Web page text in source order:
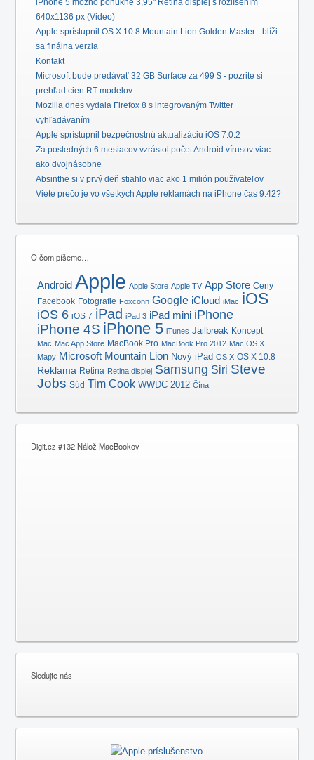
iPhone 5 možno ponúkne 3,95" Retina displej s rozlíšením
640x1136 px (Video)
Apple sprístupnil OS X 10.8 Mountain Lion Golden Master - blíži
sa finálna verzia
Kontakt
Microsoft bude predávať 32 GB Surface za 499 $ - pozrite si
prehľad cien RT modelov
Mozilla dnes vydala Firefox 8 s integrovaným Twitter
vyhľadávaním
Apple sprístupnil bezpečnostnú aktualizáciu iOS 7.0.2
Za posledných 6 mesiacov vzrástol počet Android vírusov viac
ako dvojnásobne
Absinthe si v prvý deň stiahlo viac ako 1 milión používateľov
Viete prečo je vo všetkých Apple reklamách na iPhone čas 9:42?
O čom píšeme…
Android Apple Apple Store Apple TV App Store Ceny
Facebook Fotografie Foxconn Google iCloud iMac iOS
iOS 6 iOS 7 iPad iPad 3 iPad mini iPhone
iPhone 4S iPhone 5 iTunes Jailbreak Koncept
Mac Mac App Store MacBook Pro MacBook Pro 2012 Mac OS X
Mapy Microsoft Mountain Lion Nový iPad OS X OS X 10.8
Reklama Retina Retina displej Samsung Siri Steve
Jobs Súd Tim Cook WWDC 2012 Čína
Digit.cz #132 Nálož MacBookov
Sledujte nás